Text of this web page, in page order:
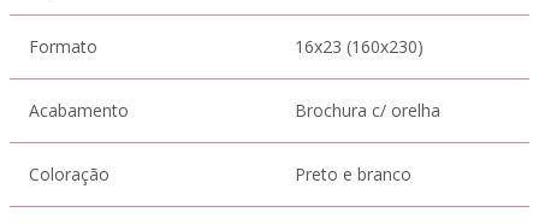
Formato 16x23 (160x230)
Acabamento Brochura c/ orelha
Coloração Preto e branco